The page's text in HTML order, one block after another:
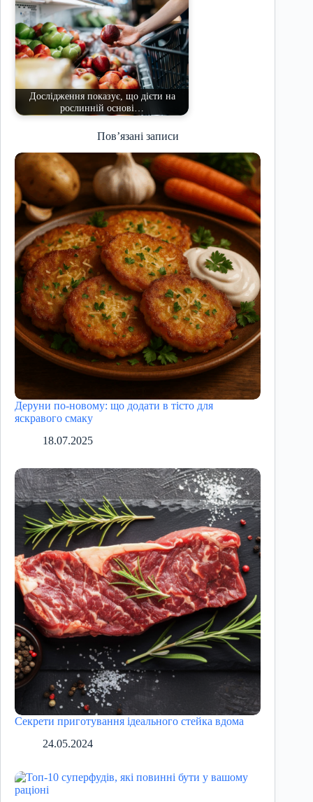
Дослідження показує, що дієти на
рослинній основі…
Пов’язані записи
Деруни по-новому: що додати в тісто для
яскравого смаку
18.07.2025
Секрети приготування ідеального стейка вдома
24.05.2024